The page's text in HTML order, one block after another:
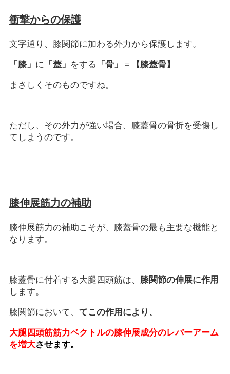
衝撃からの保護
文字通り、膝関節に加わる外力から保護します。
「膝」 に 「蓋」 をする 「骨」 ＝ 【膝蓋骨】
まさしくそのものですね。
ただし、その外力が強い場合、膝蓋骨の骨折を受傷し
てしまうのです。
膝伸展筋力の補助
膝伸展筋力の補助こそが、膝蓋骨の最も主要な機能と
なります。
膝蓋骨に付着する大腿四頭筋は、 膝関節の伸展に作用
します。
膝関節において、 てこの作用により、
大腿四頭筋筋力ベクトルの膝伸展成分のレバーアーム
を増大させます。